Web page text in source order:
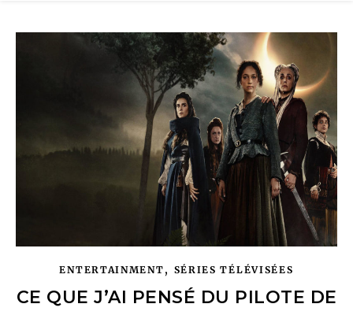
ENTERTAINMENT , SÉRIES TÉLÉVISÉES
CE QUE J’AI PENSÉ DU PILOTE DE